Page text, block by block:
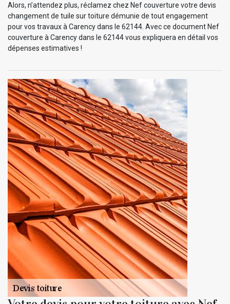
Alors, n’attendez plus, réclamez chez Nef couverture votre devis
changement de tuile sur toiture démunie de tout engagement
pour vos travaux à Carency dans le 62144. Avec ce document Nef
couverture à Carency dans le 62144 vous expliquera en détail vos
dépenses estimatives !